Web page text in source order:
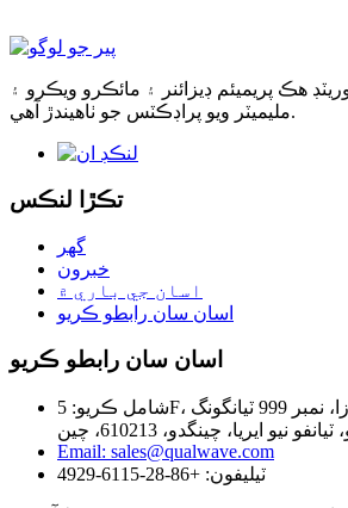
هڪ پريميئم ڊيزائنر ۽ مائڪرو ويڪرو ۽
مليميٽر ويو پراڊڪٽس جو ٺاهيندڙ آهي.
تڪڙا لنڪس
گھر
خبرون
اسان جي باري ۾
اسان سان رابطو ڪريو
اسان سان رابطو ڪريو
شامل ڪريو: 5F، عمارت 1، ٽيانڪي پلازا، نمبر 999 ٽيانگونگ
ٽيانفو نيو ايريا، چينگدو، 610213، چين
Email: sales@qualwave.com
ٽيليفون: +86-28-6115-4929